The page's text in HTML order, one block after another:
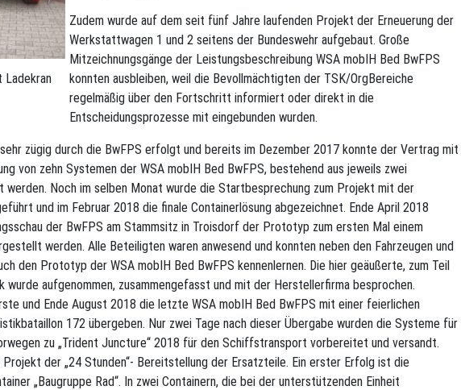
Ladekran
Zudem wurde auf dem seit fünf Jahre laufenden Projekt der Erneuerung der
Werkstattwagen 1 und 2 seitens der Bundeswehr aufgebaut. Große
Mitzeichnungsgänge der Leistungsbeschreibung WSA mobIH Bed BwFPS
konnten ausbleiben, weil die Bevollmächtigten der TSK/OrgBereiche
regelmäßig über den Fortschritt informiert oder direkt in die
Entscheidungsprozesse mit eingebunden wurden.
zügig durch die BwFPS erfolgt und bereits im Dezember 2017 konnte der Vertrag mit
von zehn Systemen der WSA mobIH Bed BwFPS, bestehend aus jeweils zwei
werden. Noch im selben Monat wurde die Startbesprechung zum Projekt mit der
und im Februar 2018 die finale Containerlösung abgezeichnet. Ende April 2018
der BwFPS am Stammsitz in Troisdorf der Prototyp zum ersten Mal einem
werden. Alle Beteiligten waren anwesend und konnten neben den Fahrzeugen und
den Prototyp der WSA mobIH Bed BwFPS kennenlernen. Die hier geäußerte, zum Teil
aufgenommen, zusammengefasst und mit der Herstellerfirma besprochen.
und Ende August 2018 die letzte WSA mobIH Bed BwFPS mit einer feierlichen
172 übergeben. Nur zwei Tage nach dieser Übergabe wurden die Systeme für
zu „Trident Juncture“ 2018 für den Schiffstransport vorbereitet und versandt.
der „24 Stunden“- Bereitstellung der Ersatzteile. Ein erster Erfolg ist die
„Baugruppe Rad“. In zwei Containern, die bei der unterstützenden Einheit